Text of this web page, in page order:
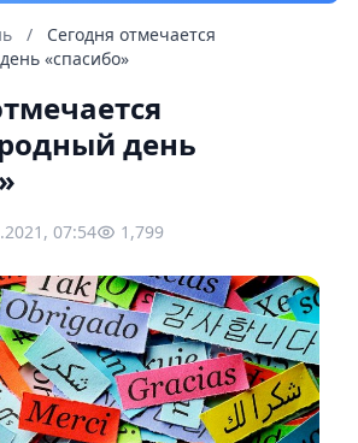
/
Сегодня отмечается
«спасибо»
день
07:54 1,799